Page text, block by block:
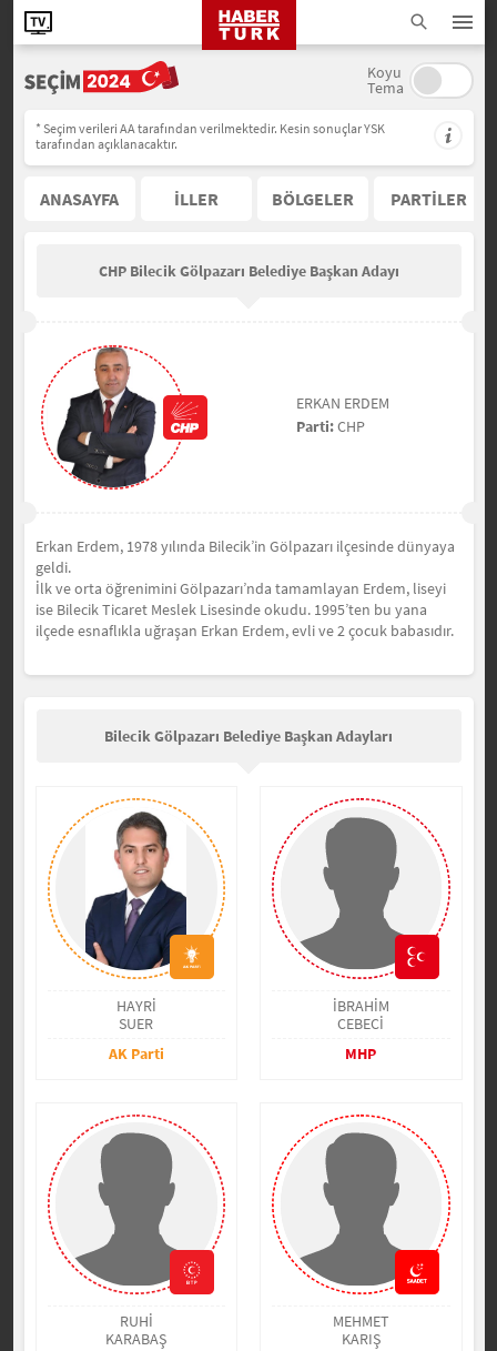
Koyu
Tema
* Seçim verileri AA tarafından verilmektedir. Kesin sonuçlar YSK
tarafından açıklanacaktır.
ANASAYFA İLLER BÖLGELER PARTİLER
CHP Bilecik Gölpazarı Belediye Başkan Adayı
ERKAN ERDEM
Parti:CHP
Erkan Erdem, 1978 yılında Bilecik’in Gölpazarı ilçesinde dünyaya
geldi.
İlk ve orta öğrenimini Gölpazarı’nda tamamlayan Erdem, liseyi
ise Bilecik Ticaret Meslek Lisesinde okudu. 1995’ten bu yana
ilçede esnaflıkla uğraşan Erkan Erdem, evli ve 2 çocuk babasıdır.
Bilecik Gölpazarı Belediye Başkan Adayları
HAYRİ
SUER
AK Parti
İBRAHİM
CEBECİ
MHP
RUHİ
KARABAŞ
MEHMET
KARIŞ